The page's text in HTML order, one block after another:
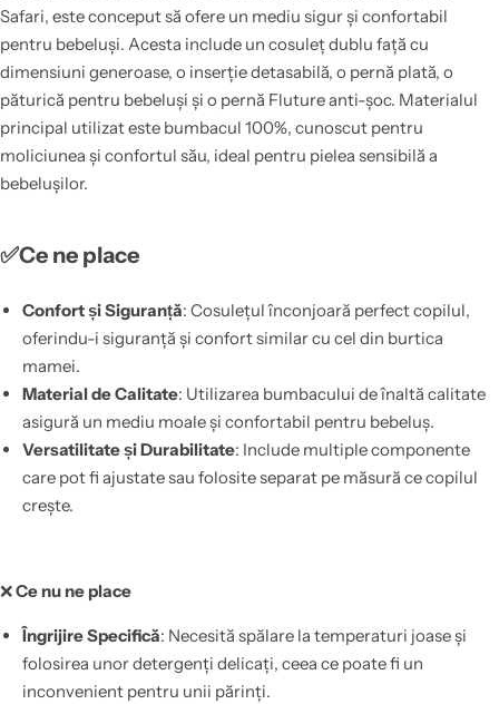
Safari, este conceput să ofere un mediu sigur și confortabil
pentru bebeluși. Acesta include un cosuleț dublu față cu
dimensiuni generoase, o inserție detasabilă, o pernă plată, o
păturică pentru bebeluși și o pernă Fluture anti-șoc. Materialul
principal utilizat este bumbacul 100%, cunoscut pentru
moliciunea și confortul său, ideal pentru pielea sensibilă a
bebelușilor.
✅Ce ne place
Confort și Siguranță: Cosulețul înconjoară perfect copilul,
oferindu-i siguranță și confort similar cu cel din burtica
mamei.
Material de Calitate: Utilizarea bumbacului de înaltă calitate
asigură un mediu moale și confortabil pentru bebeluș.
Versatilitate și Durabilitate: Include multiple componente
care pot fi ajustate sau folosite separat pe măsură ce copilul
crește.
❌Ce nu ne place
Îngrijire Specifică: Necesită spălare la temperaturi joase și
folosirea unor detergenți delicați, ceea ce poate fi un
inconvenient pentru unii părinți.